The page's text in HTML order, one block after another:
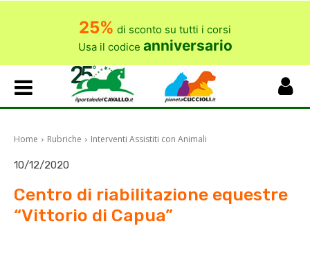
25% di sconto su tutti i corsi
Usa il codice anniversario
Home Rubriche Interventi Assistiti con Animali
10/12/2020
Centro di riabilitazione equestre
“Vittorio di Capua”